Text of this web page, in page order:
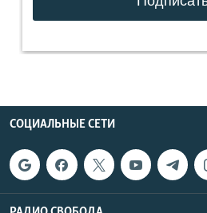
СОЦИАЛЬНЫЕ СЕТИ